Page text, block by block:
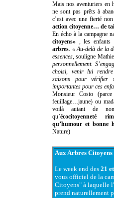
Mais nos aventuriers en
ne sont pas prêts à
c’est avec une fierté
action citoyenne… de
En écho à la campagne
citoyens» , les enfants
arbres. « Au-delà de la
essences, souligne
personnellement.
choisi, venir lui
saisons pour vérifier
importantes pour ces
Monsieur Costo
feuillage…jaune) ou
voilà autant de
qu’écocitoyenneté
qu’humour et bonne
Nature)
Aux Arbres Citoyens
Le week end des 21
vous officiel de la
Citoyens" à laquelle
prend naturellement